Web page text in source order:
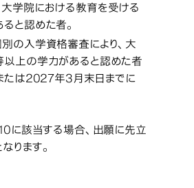
大学院における教育を受ける
と認めた者。
の入学資格審査により、大
以上の学力があると認めた者
たは2027年3月末日までに
に該当する場合、出願に先立
ります。